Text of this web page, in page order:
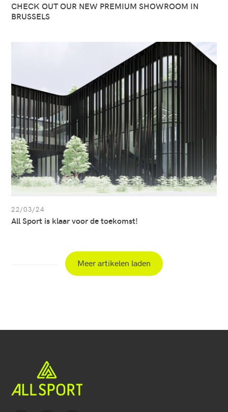
CHECK OUT OUR NEW PREMIUM SHOWROOM IN
BRUSSELS
klaar
voor
de
toekomst!
22/03/24
All Sport is klaar voor de toekomst!
Meer artikelen laden
Secundaire